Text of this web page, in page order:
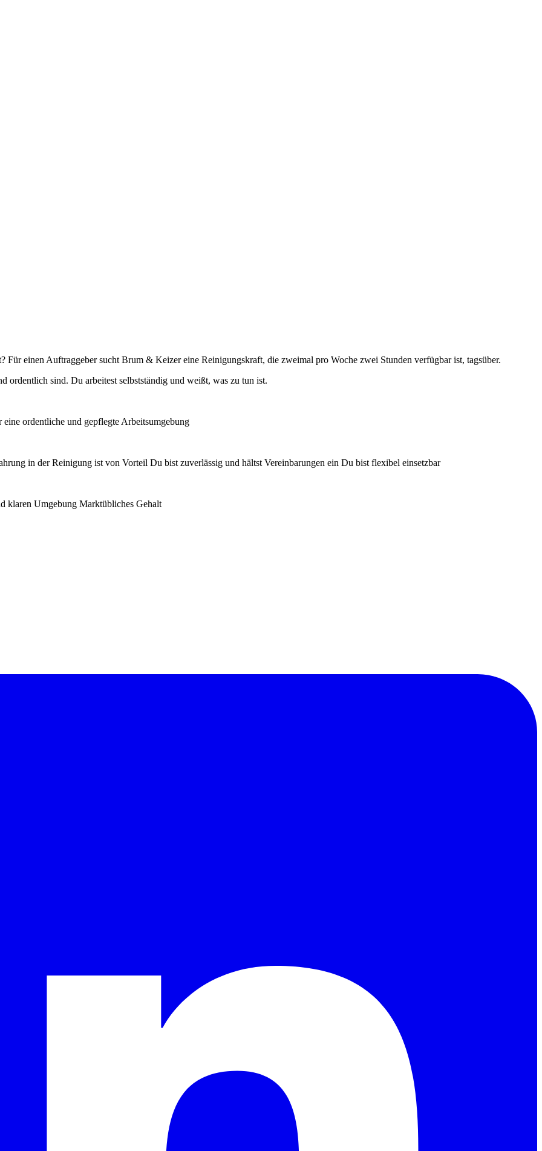
Für einen Auftraggeber sucht Brum & Keizer eine Reinigungskraft, die zweimal pro Woche zwei Stunden verfügbar ist, tagsüber.
ordentlich sind. Du arbeitest selbstständig und weißt, was zu tun ist.
ordentliche und gepflegte Arbeitsumgebung
in der Reinigung ist von Vorteil Du bist zuverlässig und hältst Vereinbarungen ein Du bist flexibel einsetzbar
klaren Umgebung Marktübliches Gehalt